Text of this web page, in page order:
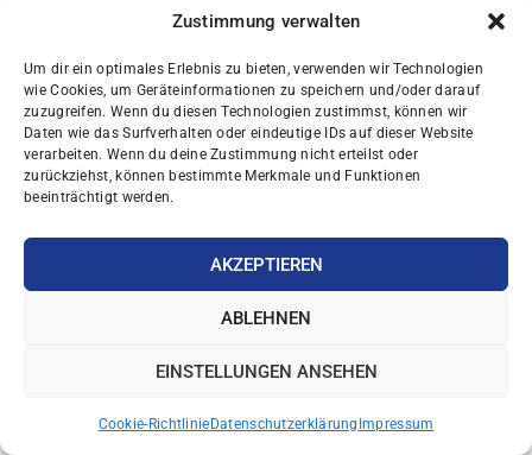
Zustimmung verwalten
Um dir ein optimales Erlebnis zu bieten, verwenden wir Technologien
wie Cookies, um Geräteinformationen zu speichern und/oder darauf
zuzugreifen. Wenn du diesen Technologien zustimmst, können wir
Daten wie das Surfverhalten oder eindeutige IDs auf dieser Website
verarbeiten. Wenn du deine Zustimmung nicht erteilst oder
zurückziehst, können bestimmte Merkmale und Funktionen
beeinträchtigt werden.
AKZEPTIEREN
ABLEHNEN
EINSTELLUNGEN ANSEHEN
Cookie-Richtlinie Datenschutzerklärung Impressum
interessieren
PHYSIO-ÜBUNGEN